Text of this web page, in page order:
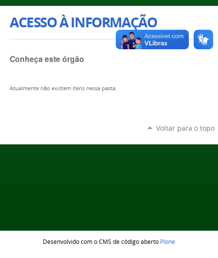
ACESSO À INFORMAÇÃO
Conheça este órgão
Atualmente não existem itens nessa pasta.
Voltar para o topo
Desenvolvido com o CMS de código aberto Plone